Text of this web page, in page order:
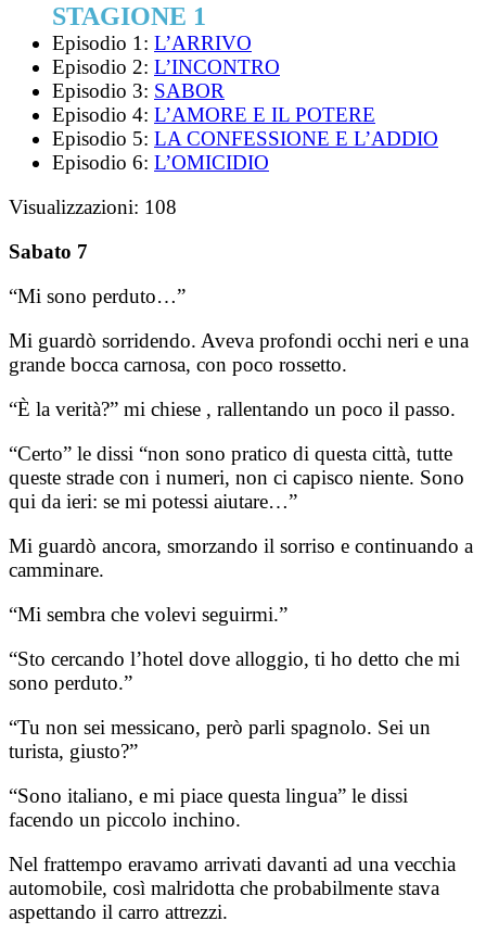
STAGIONE 1
Episodio 1: L’ARRIVO
Episodio 2: L’INCONTRO
Episodio 3: SABOR
Episodio 4: L’AMORE E IL POTERE
Episodio 5: LA CONFESSIONE E L’ADDIO
Episodio 6: L’OMICIDIO
Visualizzazioni: 108
Sabato 7
“Mi sono perduto…”
Mi guardò sorridendo. Aveva profondi occhi neri e una
grande bocca carnosa, con poco rossetto.
“È la verità?” mi chiese , rallentando un poco il passo.
“Certo” le dissi “non sono pratico di questa città, tutte
queste strade con i numeri, non ci capisco niente. Sono
qui da ieri: se mi potessi aiutare…”
Mi guardò ancora, smorzando il sorriso e continuando a
camminare.
“Mi sembra che volevi seguirmi.”
“Sto cercando l’hotel dove alloggio, ti ho detto che mi
sono perduto.”
“Tu non sei messicano, però parli spagnolo. Sei un
turista, giusto?”
“Sono italiano, e mi piace questa lingua” le dissi
facendo un piccolo inchino.
Nel frattempo eravamo arrivati davanti ad una vecchia
automobile, così malridotta che probabilmente stava
aspettando il carro attrezzi.